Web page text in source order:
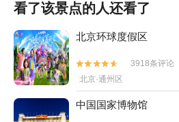
看了该景点的人还看了
北京环球度假区


3918条评论
北京·通州区
中国国家博物馆